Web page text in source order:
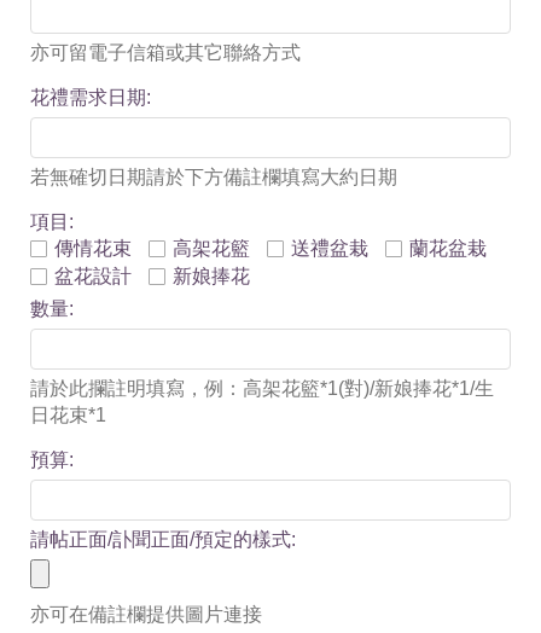
亦可留電子信箱或其它聯絡方式
花禮需求日期:
若無確切日期請於下方備註欄填寫大約日期
項目:
傳情花束
高架花籃 送禮盆栽
蘭花盆栽
盆花設計
新娘捧花
數量:
請於此攔註明填寫，例：高架花籃*1(對)/新娘捧花*1/生
日花束*1
預算:
請帖正面/訃聞正面/預定的樣式:
亦可在備註欄提供圖片連接